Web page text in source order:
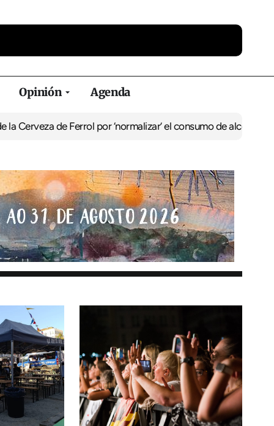
Opinión Agenda
Ferrol por ‘normalizar’ el consumo de alcoholDe Perlío a